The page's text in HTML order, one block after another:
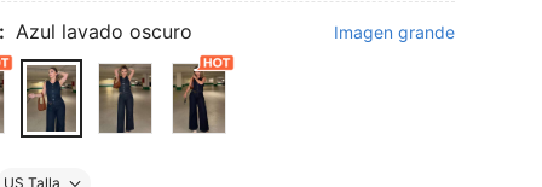
Azul lavado oscuro Imagen grande
US Talla